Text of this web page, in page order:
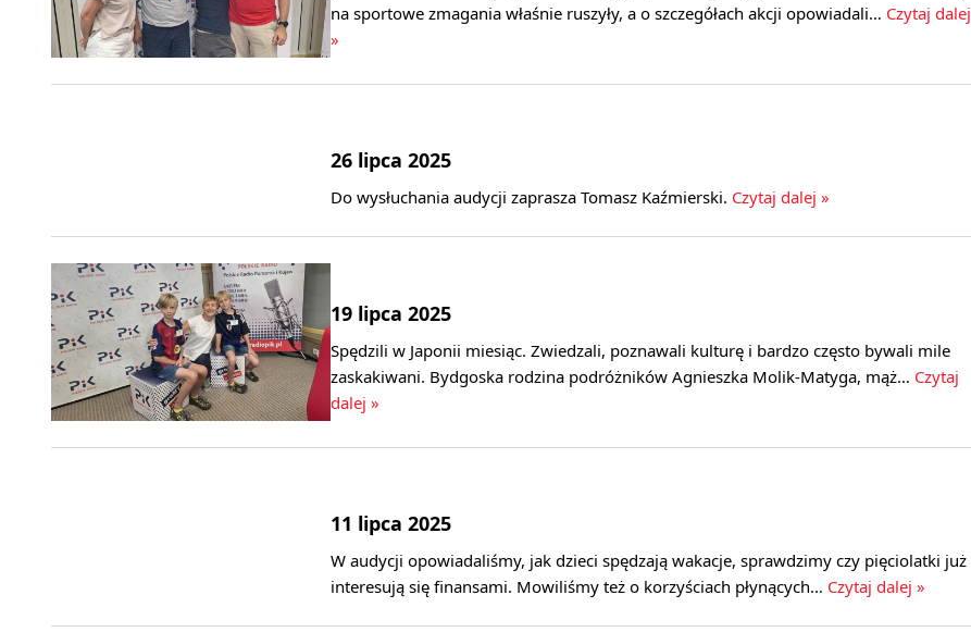
na sportowe zmagania właśnie ruszyły, a o szczegółach akcji opowiadali… Czytaj dalej
»
26 lipca 2025
Do wysłuchania audycji zaprasza Tomasz Kaźmierski. Czytaj dalej »
19 lipca 2025
Spędzili w Japonii miesiąc. Zwiedzali, poznawali kulturę i bardzo często bywali mile
zaskakiwani. Bydgoska rodzina podróżników Agnieszka Molik-Matyga, mąż… Czytaj
dalej »
11 lipca 2025
W audycji opowiadaliśmy, jak dzieci spędzają wakacje, sprawdzimy czy pięciolatki już
interesują się finansami. Mowiliśmy też o korzyściach płynących… Czytaj dalej »